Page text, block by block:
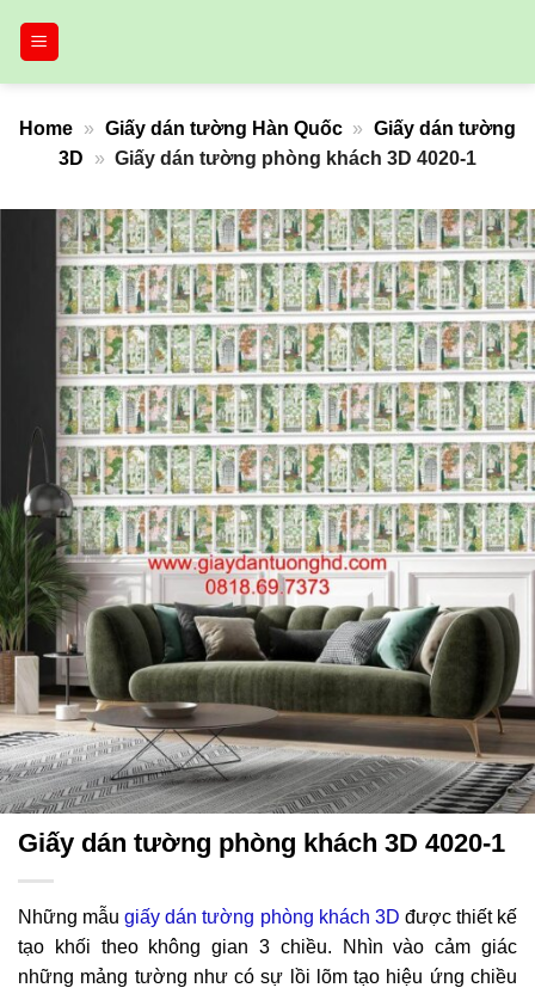
Home » Giấy dán tường Hàn Quốc » Giấy dán tường
3D
» Giấy dán tường phòng khách 3D 4020-1
Giấy dán tường phòng khách 3D 4020-1
Những mẫugiấy dán tường phòng khách 3D được thiết kế
tạo khối theo không gian 3 chiều. Nhìn vào cảm giác
những mảng tường như có sự lồi lõm tạo hiệu ứng chiều